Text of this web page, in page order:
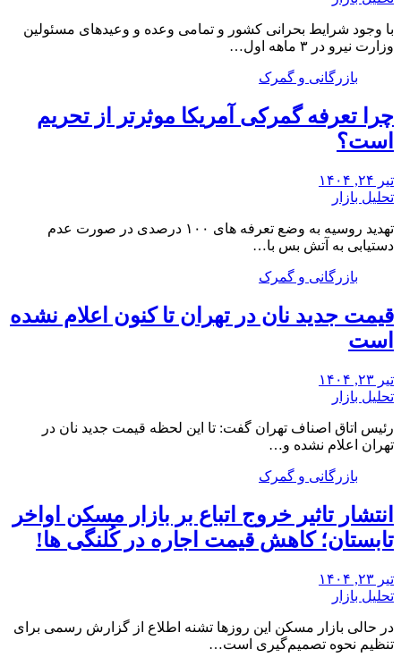
با وجود شرایط بحرانی کشور و تمامی وعده و وعیدهای مسئولین
وزارت نیرو در ۳ ماهه اول…
بازرگانی و گمرک
چرا تعرفه گمرکی آمریکا موثرتر از تحریم
است؟
تیر ۲۴, ۱۴۰۴
تحلیل بازار
تهدید روسیه به وضع تعرفه های ۱۰۰ درصدی در صورت عدم
دستیابی به آتش بس با…
بازرگانی و گمرک
قیمت جدید نان در تهران تا کنون اعلام نشده
است
تیر ۲۳, ۱۴۰۴
تحلیل بازار
رئیس اتاق اصناف تهران گفت: تا این لحظه قیمت جدید نان در
تهران اعلام نشده و…
بازرگانی و گمرک
انتشار تاثیر خروج اتباع بر بازار مسکن اواخر
تابستان؛ کاهش قیمت اجاره در کُلنگی ها!
تیر ۲۳, ۱۴۰۴
تحلیل بازار
در حالی بازار مسکن این روزها تشنه اطلاع از گزارش رسمی برای
تنظیم نحوه تصمیم‌گیری است…